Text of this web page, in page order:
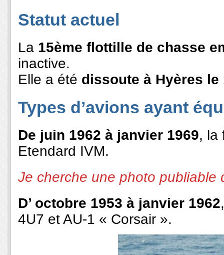
Statut actuel
La 15ème flottille de chasse
inactive.
Elle a été dissoute à Hyères le
Types d’avions ayant
De juin 1962 à janvier 1969, la
Etendard IVM.
Je cherche une photo publiable
D’ octobre 1953 à janvier 1962
4U7 et AU-1 « Corsair ».